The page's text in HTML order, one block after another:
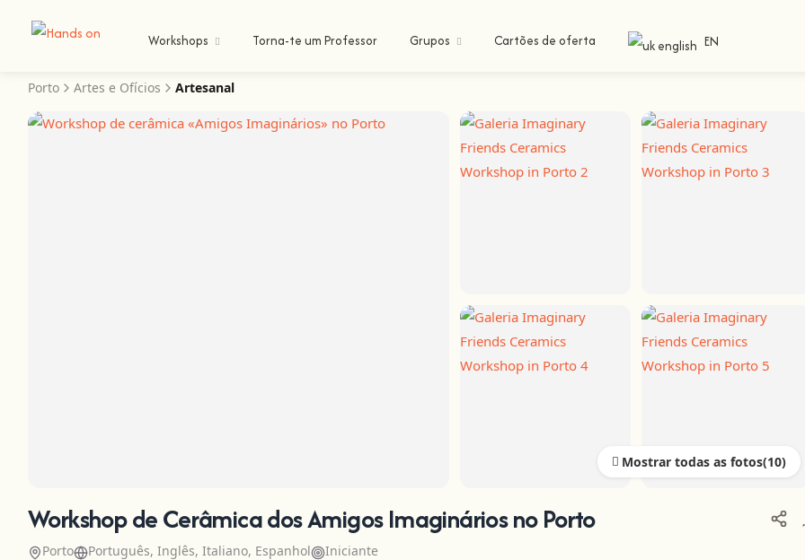
Workshops Torna-te um Professor Grupos Cartões de oferta EN
Porto Artes e Ofícios Artesanal
Mostrar todas as fotos
Workshop de Cerâmica dos Amigos Imaginários no Porto
Porto Português, Inglês, Italiano, Espanhol Iniciante